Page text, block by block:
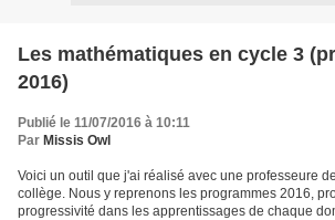
Les mathématiques en cycle 3
2016)
Publié le 11/07/2016 à 10:11
Par Missis Owl
Voici un outil que j'ai réalisé avec une professeure
collège. Nous y reprenons les programmes 2016,
progressivité dans les apprentissages de chaque